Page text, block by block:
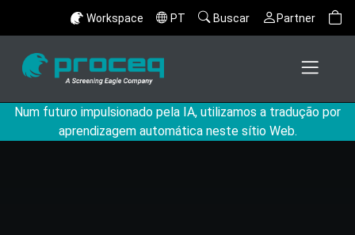
Workspace PT Buscar Partner
Num futuro impulsionado pela IA, utilizamos a tradução por
aprendizagem automática neste sítio Web.